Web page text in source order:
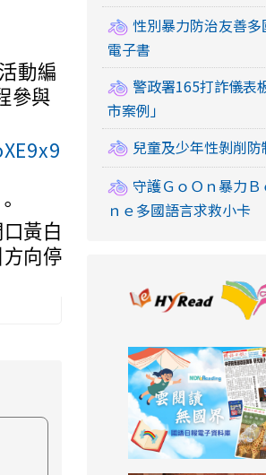
動編
參與
黃白
向停
性別暴力防治友善多
電子書
警政署165打詐儀表
市案例」
兒童及少年性剝削防
守護ＧｏＯｎ暴力Ｂ
ｎｅ多國語言求救小卡